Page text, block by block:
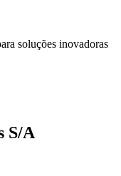
soluções inovadoras
S/A